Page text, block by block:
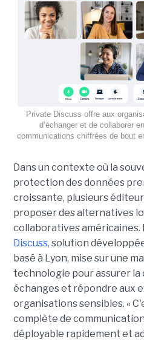
Private Discuss offre aux
d’échanger et de collaborer
communications chiffrées de bout
Dans un contexte où la
protection des données
croissante, plusieurs
proposer des alternatives
collaboratives américaines.
Discuss, solution
basé à Lyon, mise sur une
technologie pour assurer
échanges et répondre aux
organisations sensibles. «
complète de
déployable rapidement et